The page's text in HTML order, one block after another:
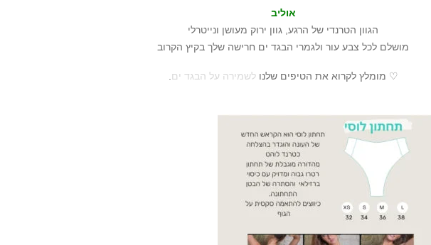
אוליב
הגוון הטרנדי של הרגע, גוון ירוק מעושן ונייטרלי
מושלם לכל צבע עור ולגמרי הבגד ים חרישה שלך בקיץ הקרוב
♡ מומלץ לקרוא את הטיפים שלנו לשמירה על הבגד ים